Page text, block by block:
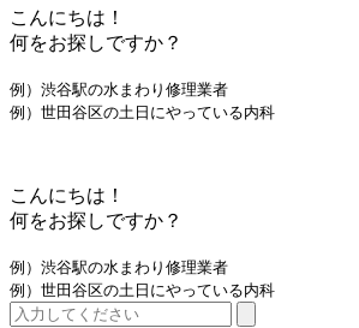
こんにちは！
何をお探しですか？
例）渋谷駅の水まわり修理業者
例）世田谷区の土日にやっている内科
こんにちは！
何をお探しですか？
例）渋谷駅の水まわり修理業者
例）世田谷区の土日にやっている内科